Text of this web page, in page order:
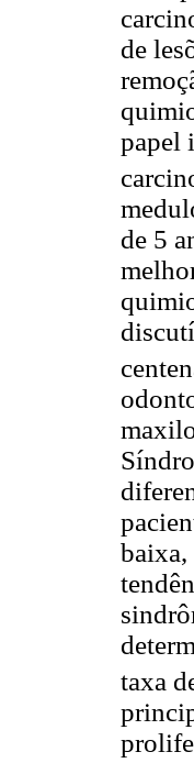
de
papel
de 5
baixa,
taxa